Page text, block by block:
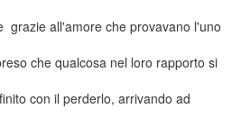
grazie all'amore che provavano l'uno
che qualcosa nel loro rapporto si
con il perderlo, arrivando ad